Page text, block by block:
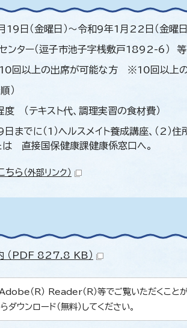
日（金曜日）～令和9年1月22日（金曜
ンター（逗子市池子字桟敷戸1892-6） 等
回以上の出席が可能な方 ※10回以上
）
（テキスト代、調理実習の食材費）
でに（1）ヘルスメイト養成講座、（2）住所
直接国保健康課健康係窓口へ。
ら （外部リンク）
（PDF 827.8 KB）
（R） Reader（R）等でご覧いただくこと
ダウンロード（無料）してください。